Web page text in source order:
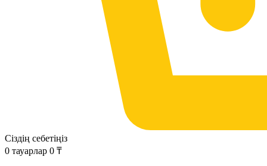
Сіздің себетіңіз
0 тауарлар 0 ₸